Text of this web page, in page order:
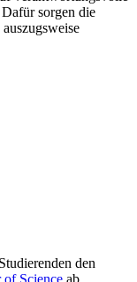
sorgen die
den
of Science ab.